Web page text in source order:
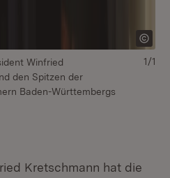
Winfried
den Spitzen der
Baden-Württembergs
1/1
Kretschmann hat die